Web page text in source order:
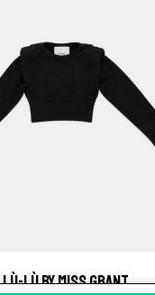
lù-lù by miss grant